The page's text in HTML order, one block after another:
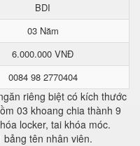
BDI
03 Năm
6.000.000 VNĐ
0084 98 2770404
riêng biệt có kích thước
03 khoang chia thành 9
locker, tai khóa móc.
tên nhân viên.